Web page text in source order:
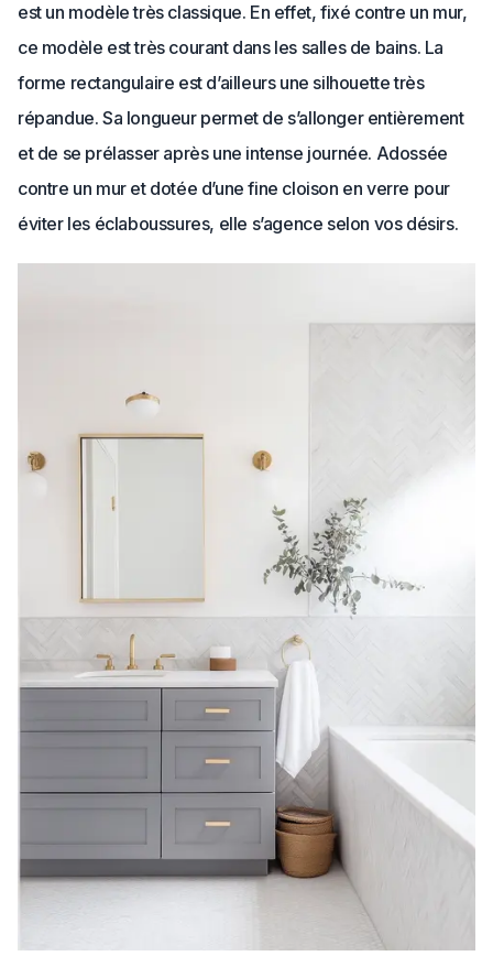
est un modèle très classique. En effet, fixé contre un mur,
ce modèle est très courant dans les salles de bains. La
forme rectangulaire est d’ailleurs une silhouette très
répandue. Sa longueur permet de s’allonger entièrement
et de se prélasser après une intense journée. Adossée
contre un mur et dotée d’une fine cloison en verre pour
éviter les éclaboussures, elle s’agence selon vos désirs.